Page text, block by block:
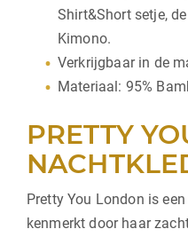
Shirt&Short setje,
Kimono.
Verkrijgbaar in de
Materiaal: 95%
PRETTY
Pretty You London is
kenmerkt door haar